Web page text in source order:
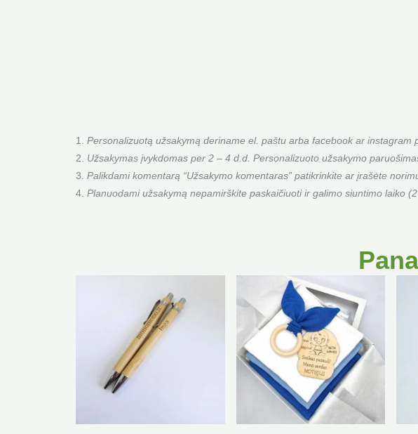
Personalizuotą užsakymą deriname el. paštu arba facebook ar
Užsakymas įvykdomas per 2 – 4 d.d. Personalizuoto užsakymo
Palikdami komentarą “Užsakymo komentaras” patikrinkite ar įrašėte
Planuodami užsakymą nepamirškite paskaičiuoti ir galimo siuntimo laiko
range:
€1.80
through
€4.20
variants.
options
be
product
multiple
variants.
The
options
be
be